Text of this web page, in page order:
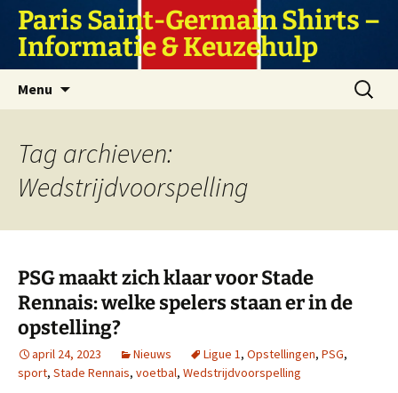
naar
inhoud
Paris Saint-Germain Shirts –
Informatie & Keuzehulp
Menu
Zoeken
naar:
Tag archieven:
Wedstrijdvoorspelling
PSG maakt zich klaar voor Stade
Rennais: welke spelers staan ​​er in de
opstelling?
april 24, 2023 Nieuws Ligue 1, Opstellingen, PSG,
sport, Stade Rennais, voetbal, Wedstrijdvoorspelling